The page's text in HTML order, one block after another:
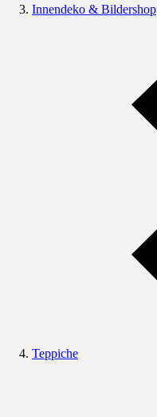
Innendeko & Bildershop
Teppiche